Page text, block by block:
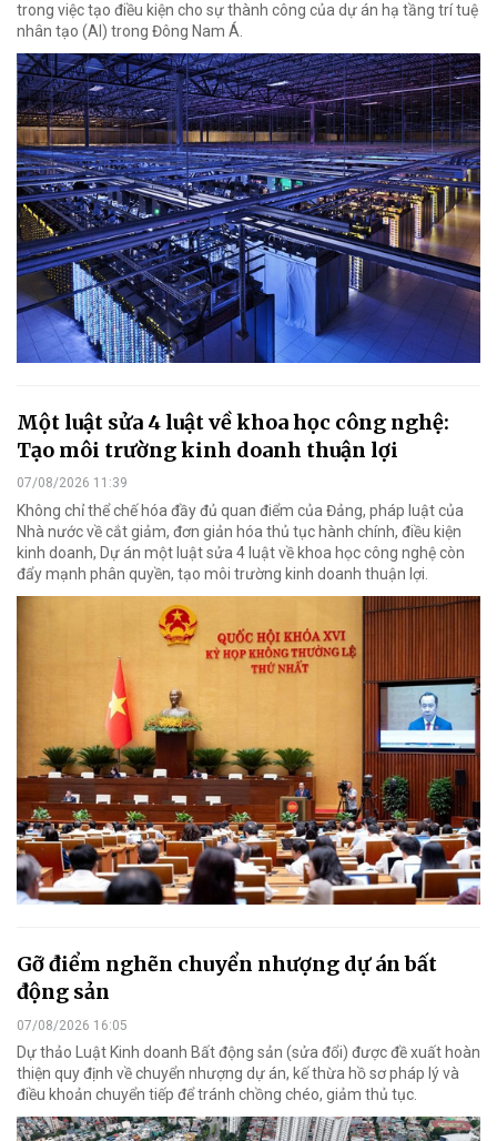
trong việc tạo điều kiện cho sự thành công của dự án hạ tầng trí tuệ
nhân tạo (AI) trong Đông Nam Á.
Một luật sửa 4 luật về khoa học công nghệ:
Tạo môi trường kinh doanh thuận lợi
07/08/2026 11:39
Không chỉ thể chế hóa đầy đủ quan điểm của Đảng, pháp luật của
Nhà nước về cắt giảm, đơn giản hóa thủ tục hành chính, điều kiện
kinh doanh, Dự án một luật sửa 4 luật về khoa học công nghệ còn
đẩy mạnh phân quyền, tạo môi trường kinh doanh thuận lợi.
Gỡ điểm nghẽn chuyển nhượng dự án bất
động sản
07/08/2026 16:05
Dự thảo Luật Kinh doanh Bất động sản (sửa đổi) được đề xuất hoàn
thiện quy định về chuyển nhượng dự án, kế thừa hồ sơ pháp lý và
điều khoản chuyển tiếp để tránh chồng chéo, giảm thủ tục.